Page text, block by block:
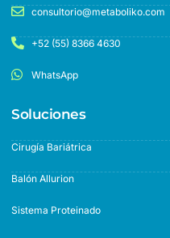
consultorio@metaboliko.com
+52 (55) 8366 4630
WhatsApp
Soluciones
Cirugía Bariátrica
Balón Allurion
Sistema Proteinado